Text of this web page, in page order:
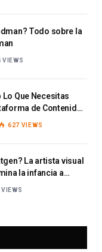
Todo sobre la
VIEWS
Que Necesitas
de Contenido
627 VIEWS
La artista visual
la infancia a
y la ilustración
VIEWS